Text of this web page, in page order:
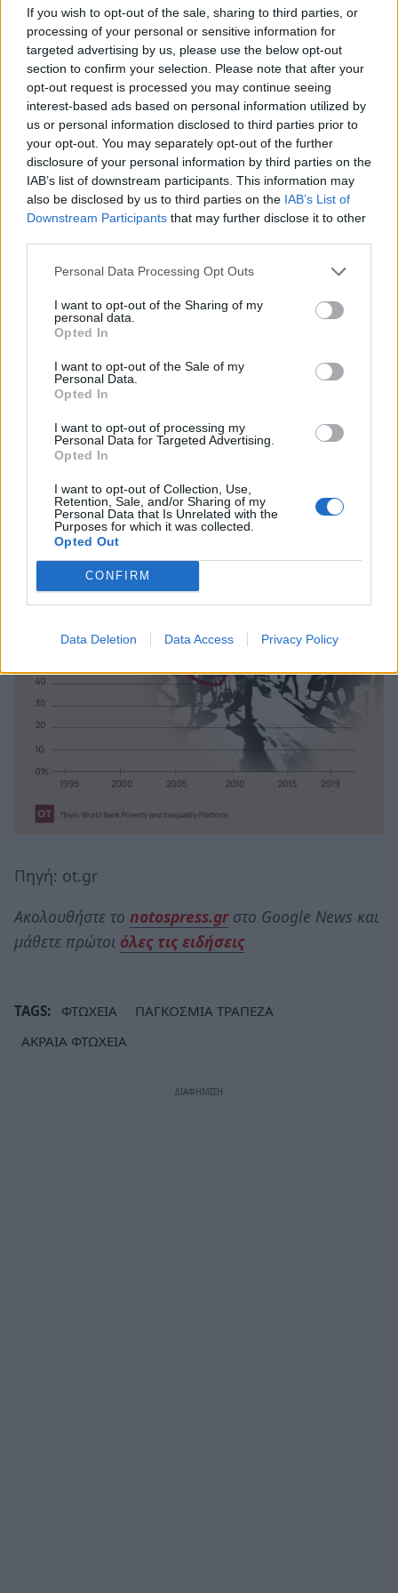
If you wish to opt-out of the sale, sharing to third parties, or
processing of your personal or sensitive information for
targeted advertising by us, please use the below opt-out
section to confirm your selection. Please note that after your
opt-out request is processed you may continue seeing
interest-based ads based on personal information utilized by
us or personal information disclosed to third parties prior to
your opt-out. You may separately opt-out of the further
disclosure of your personal information by third parties on the
IAB’s list of downstream participants. This information may
also be disclosed by us to third parties on the IAB’s List of
Downstream Participants that may further disclose it to other
Personal Data Processing Opt Outs
I want to opt-out of the Sharing of my
personal data.
Opted In
I want to opt-out of the Sale of my
Personal Data.
Opted In
I want to opt-out of processing my
Personal Data for Targeted Advertising.
Opted In
I want to opt-out of Collection, Use,
Retention, Sale, and/or Sharing of my
Personal Data that Is Unrelated with the
Purposes for which it was collected.
Opted Out
CONFIRM
Data Deletion Data Access Privacy Policy
μικρότερο από το 66,45% το 1995.
Από το 1995, το ποσοστό αυτό διέγραψε
καθοδική πορεία για φθάσει το 2009 στο
χαμηλότερο επίπεδό του στο 39,42%.
Έκτοτε με την Ελλάδα να έχει εισέλθει σε ύφεση
το ποσοστό φτώχειας έκανε στροφή 180 μοιρών
ανεβαίνοντας υψηλότερα χρόνο με τον χρόνο
έως το 2014 στο 73,12%.
Από το 2014 και έως το 2019 το ποσοστό ξανά
υποχωρεί για να φθάσει στο 64,25% ήτοι 6,89
εκατ. άνθρωποι ζουν καθημερινώς με λιγότερα
από 30 δολάρια ημερησίως.
Σε σχέση με το διεθνές όριο φτώχειας, στην
Ελλάδα το 2019 βρίσκονταν μόλις το 0,69% του
Αξίζει όμως να σημειωθεί ότι ένα χρόνο
από το 1995, 0,14% ή 14.979 άνθρωποι.
Πηγή: ot.gr
Ακολουθήστε το notospress.grστο Google News και
μάθετε πρώτοι όλες τις ειδήσεις
TAGS: ΦΤΩΧΕΙΑ
ΠΑΓΚΟΣΜΙΑ ΤΡΑΠΕΖΑ
ΑΚΡΑΙΑ ΦΤΩΧΕΙΑ